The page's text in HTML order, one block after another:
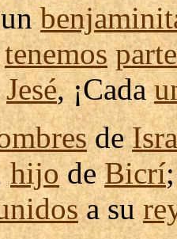
tenemos parte
Jesé, ¡Cada
de
hijodeBicrí
a su